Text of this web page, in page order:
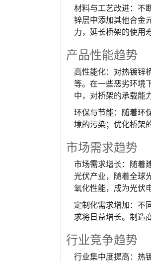
材料与工艺改进：不
锌层中添加其他合金
力，延长桥架的使用
产品性能趋势
高性能化：对热镀锌
等。在一些恶劣环境
中，对桥架的承载能
环保与节能：随着环
境的污染；优化桥架
市场需求趋势
市场需求增长：随着
光伏产业，随着全球
氧化性能，成为光伏
定制化需求增加：不
求将日益增长。制造
行业竞争趋势
行业集中度提高：热